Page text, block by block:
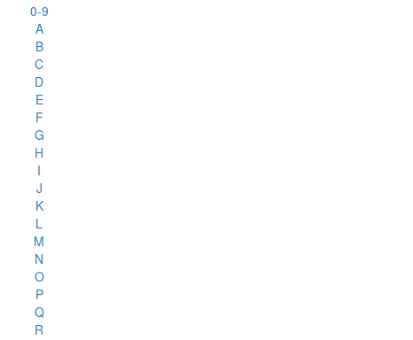
0-9
A
B
C
D
E
F
G
H
I
J
K
L
M
N
O
P
Q
R